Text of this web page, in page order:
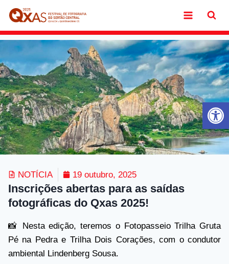
NOTÍCIA 19 outubro, 2025
Inscrições abertas para as saídas
fotográficas do Qxas 2025!
📸 Nesta edição, teremos o Fotopasseio Trilha Gruta
Pé na Pedra e Trilha Dois Corações, com o condutor
ambiental Lindenberg Sousa.